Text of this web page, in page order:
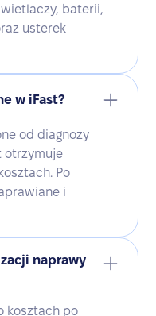
baterii,
usterek
w iFast?
od diagnozy
otrzymuje
Po
i
naprawy
kosztach po